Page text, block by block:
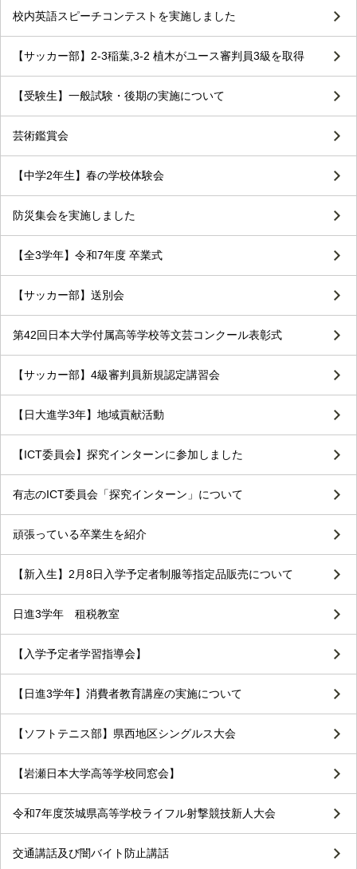
校内英語スピーチコンテストを実施しました
【サッカー部】2-3稲葉,3-2 植木がユース審判員3級を取得
【受験生】一般試験・後期の実施について
芸術鑑賞会
【中学2年生】春の学校体験会
防災集会を実施しました
【全3学年】令和7年度 卒業式
【サッカー部】送別会
第42回日本大学付属高等学校等文芸コンクール表彰式
【サッカー部】4級審判員新規認定講習会
【日大進学3年】地域貢献活動
【ICT委員会】探究インターンに参加しました
有志のICT委員会「探究インターン」について
頑張っている卒業生を紹介
【新入生】2月8日入学予定者制服等指定品販売について
日進3学年 租税教室
【入学予定者学習指導会】
【日進3学年】消費者教育講座の実施について
【ソフトテニス部】県西地区シングルス大会
【岩瀬日本大学高等学校同窓会】
令和7年度茨城県高等学校ライフル射撃競技新人大会
交通講話及び闇バイト防止講話